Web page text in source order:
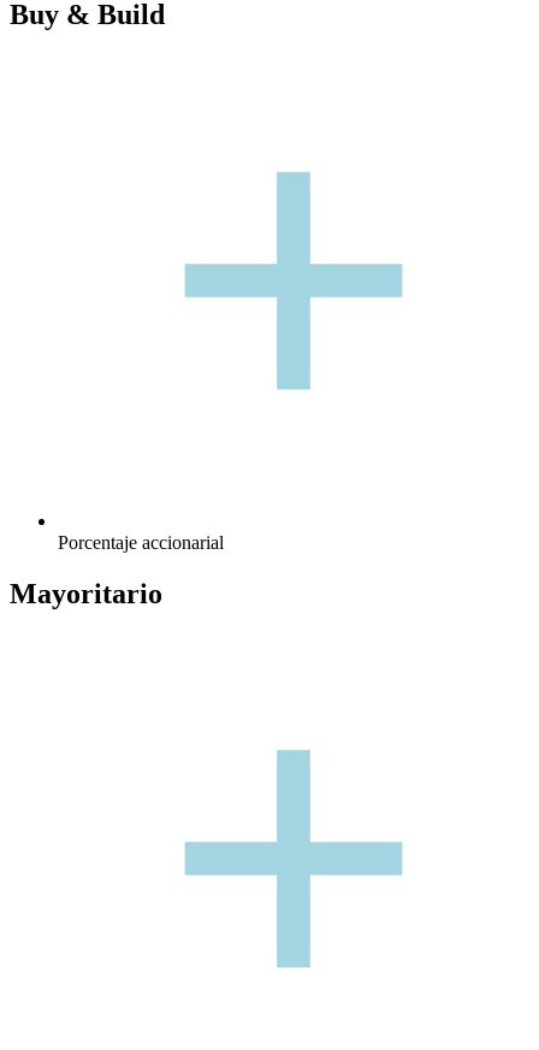
Buy & Build +
Porcentaje accionarial
Mayoritario +